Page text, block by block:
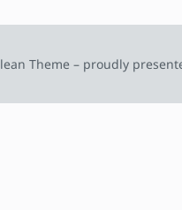
Theme – proudly